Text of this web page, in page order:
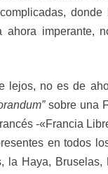
imperante,
lejos, no es de
sobre una
-«Francia
en todos
la Haya, Bruselas,